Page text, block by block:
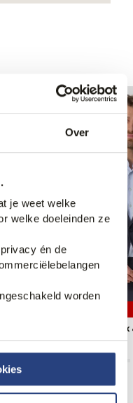
Over
je weet welke
welke doeleinden ze
én de
worden
Runway PARTY
159,99
47,95